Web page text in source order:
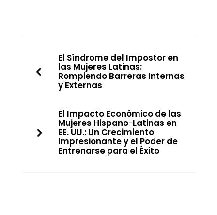
El Síndrome del Impostor en
las Mujeres Latinas:
Rompiendo Barreras Internas
y Externas
El Impacto Económico de las
Mujeres Hispano-Latinas en
EE. UU.: Un Crecimiento
Impresionante y el Poder de
Entrenarse para el Éxito